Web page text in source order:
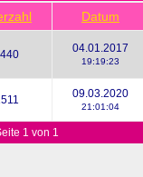
Datum
04.01.2017
19:19:23
09.03.2020
21:01:04
1 von 1